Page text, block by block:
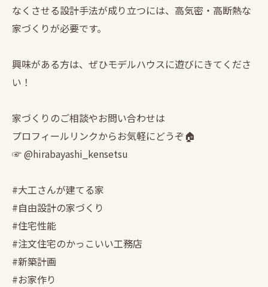
なくさせる設計手法が成り立つには、高気密・高断熱な
家づくりが必要です。
興味がある方は、ぜひモデルハウスに遊びにきてくださ
い！
家づくりのご相談やお問い合わせは
プロフィールリンクからお気軽にどうぞ🏠
☞ @hirabayashi_kensetsu
#大工さんが建てる家
#自由設計の家づくり
#住宅性能
#注文住宅のかっこいい工務店
#新築計画
#お家作り